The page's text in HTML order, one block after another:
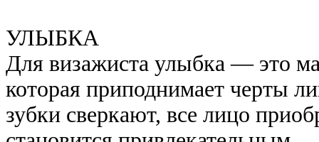
УЛЫБКА
Для визажиста улыбка — это
которая приподнимает черты
зубки сверкают, все лицо